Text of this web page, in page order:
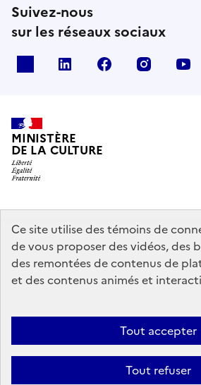
Ce site utilise des témoins de
de vous proposer des vidéos, des
des remontées de contenus de
et des contenus animés et
Tout accepter
Tout refuser
Suivez-nous
sur les réseaux sociaux
linkedin facebook
MINISTÈRE
DE LA CULTURE
data.gouv.fr legifrance.gouv.fr
service-public.gouv.fr
Contact Mentions légales
Accessibilité :
Politique générale de protection des données
des témoins de connexion (cookies)
Plan du